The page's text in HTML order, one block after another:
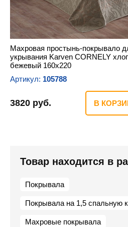
Махровая простынь-покрывало
укрывания Karven CORNELY
бежевый 160х220
Артикул: 105788
3820 руб. В
Товар находится в
Покрывала
Покрывала на 1,5 спальную
Махровые покрывала